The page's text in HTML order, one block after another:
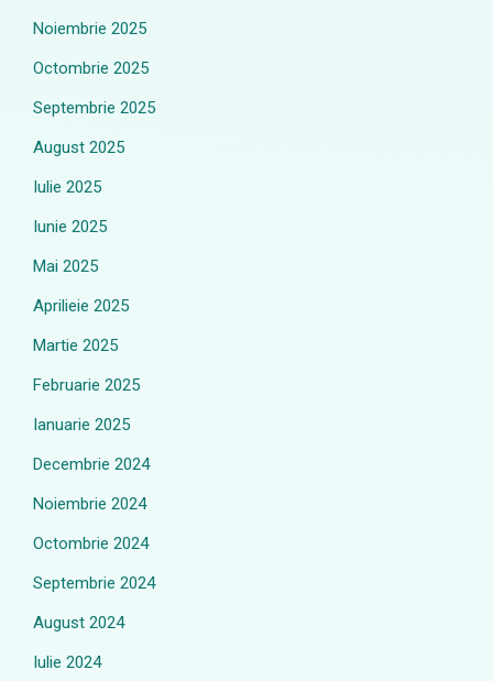
Noiembrie 2025
Octombrie 2025
Septembrie 2025
August 2025
Iulie 2025
Iunie 2025
Mai 2025
Aprilieie 2025
Martie 2025
Februarie 2025
Ianuarie 2025
Decembrie 2024
Noiembrie 2024
Octombrie 2024
Septembrie 2024
August 2024
Iulie 2024